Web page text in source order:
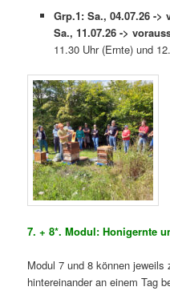
Grp.1: Sa., 04.07.26 -
Sa., 11.07.26 ->
11.30 Uhr (Ernte) und
7. + 8*. Modul: Honigernte
Modul 7 und 8 können jeweils
hintereinander an einem Tag